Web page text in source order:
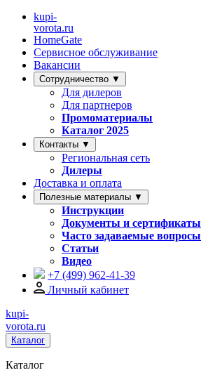
kupi-
vorota.ru
HomeGate
Сервисное обслуживание
Вакансии
Сотрудничество ▼
Для дилеров
Для партнеров
Промоматериалы
Каталог 2025
Контакты ▼
Региональная сеть
Дилеры
Доставка и оплата
Полезные материалы ▼
Инструкции
Документы и сертификаты
Часто задаваемые вопросы
Статьи
Видео
+7 (499) 962-41-39
Личный кабинет
kupi-
vorota.ru
Каталог
Каталог